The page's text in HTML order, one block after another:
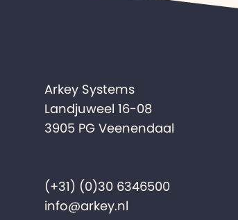
Arkey Systems
Landjuweel 16-08
3905 PG Veenendaal
(+31) (0)30 6346500
info@arkey.nl